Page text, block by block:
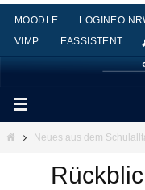
Zum
Inhalt
springen
MOODLE LOGINEO
VIMP
EASSISTENT
StartNeues aus dem